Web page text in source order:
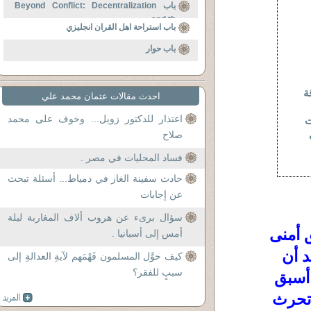
أمنى
أن
أسبق
تحرث
باب Beyond Conflict: Decentralization
and th
باب استراحة اهل القران انجليزي
باب حوار
احدث مقالات عثمان محمد علي
اعتذار للدكتور زويل... وخوف على محمد
صلاح
فساد المحليات في مصر .
حادث سفينة الغاز في دمياط... أسئلة تبحث
عن إجابات
سؤال برىء عن هروب ألاف المغاربة ليلة
أمس إلى أسبانيا .
كيف حوَّل المسلمون فَهْمَهم لآيةِ العدالةِ إلى
سببٍ للفقر؟